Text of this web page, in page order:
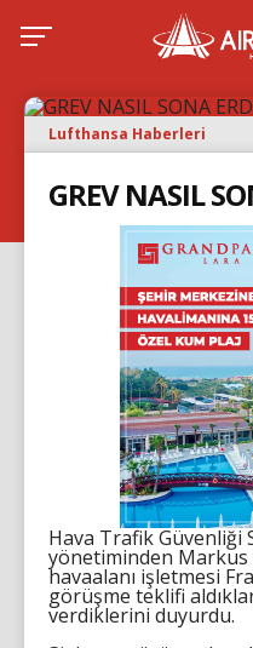
Lufthansa Haberleri
GREV NASIL
Hava Trafik Güvenliği
yönetiminden
havaalanı işletmesi
görüşme teklifi
verdiklerini duyurdu.